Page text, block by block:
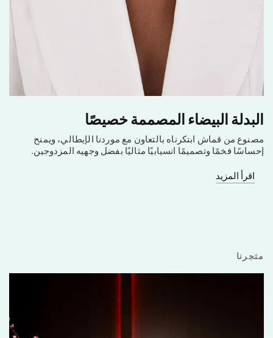
البدلة البيضاء المصممة خصيصًا
مصنوع من قماش ابتكرناه بالتعاون مع موردنا الإيطالي، ويمنح
إحساسًا فخمًا وتصميمًا انسيابيًا مثاليًا بفضل وجهيه المزدوجين.
اقرأ المزيد
متجرنا